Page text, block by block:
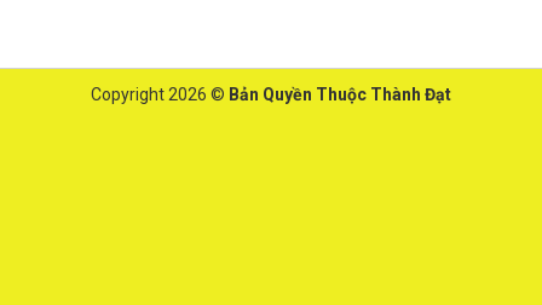
Copyright 2026 © Bản Quyền Thuộc Thành Đạt